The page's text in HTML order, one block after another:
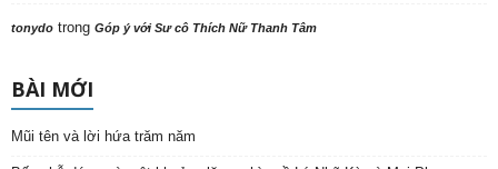
tonydo trong Góp ý với Sư cô Thích Nữ Thanh Tâm
BÀI MỚI
Mũi tên và lời hứa trăm năm